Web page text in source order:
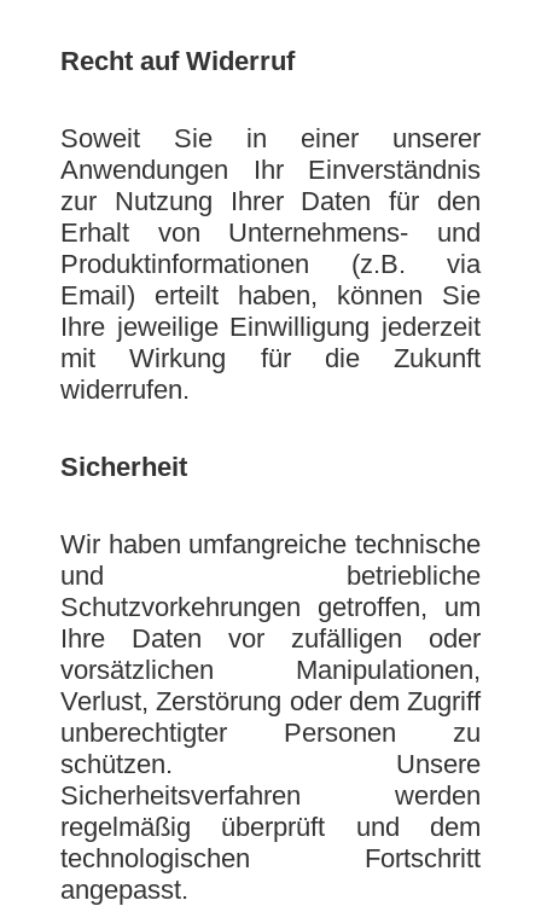
Recht auf Widerruf
Soweit Sie in einer unserer
Anwendungen Ihr Einverständnis
zur Nutzung Ihrer Daten für den
Erhalt von Unternehmens- und
Produktinformationen (z.B. via
Email) erteilt haben, können Sie
Ihre jeweilige Einwilligung jederzeit
mit Wirkung für die Zukunft
widerrufen.
Sicherheit
Wir haben umfangreiche technische
und betriebliche
Schutzvorkehrungen getroffen, um
Ihre Daten vor zufälligen oder
vorsätzlichen Manipulationen,
Verlust, Zerstörung oder dem Zugriff
unberechtigter Personen zu
schützen. Unsere
Sicherheitsverfahren werden
regelmäßig überprüft und dem
technologischen Fortschritt
angepasst.